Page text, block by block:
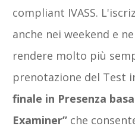
compliant IVASS.
anche nei weekend e
rendere molto più
prenotazione del Test
finale in Presenza
Examiner” che